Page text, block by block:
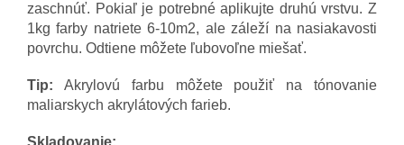
zaschnúť. Pokiaľ je potrebné aplikujte druhú vrstvu. Z
1kg farby natriete 6-10m2, ale záleží na nasiakavosti
povrchu. Odtiene môžete ľubovoľne miešať.
Tip: Akrylovú farbu môžete použiť na tónovanie
maliarskych akrylátových farieb.
Skladovanie: